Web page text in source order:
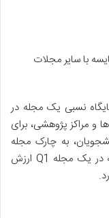
با سایر مجلات
نسبی یک مجله در
مراکز پژوهشی، برای
به چارک مجله
اهمیت ویژه‌ای می‌دهند. برای مثال، چاپ مقاله در یک مجله Q1 ارزش